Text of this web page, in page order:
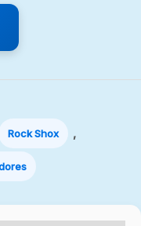
Rock Shox ,